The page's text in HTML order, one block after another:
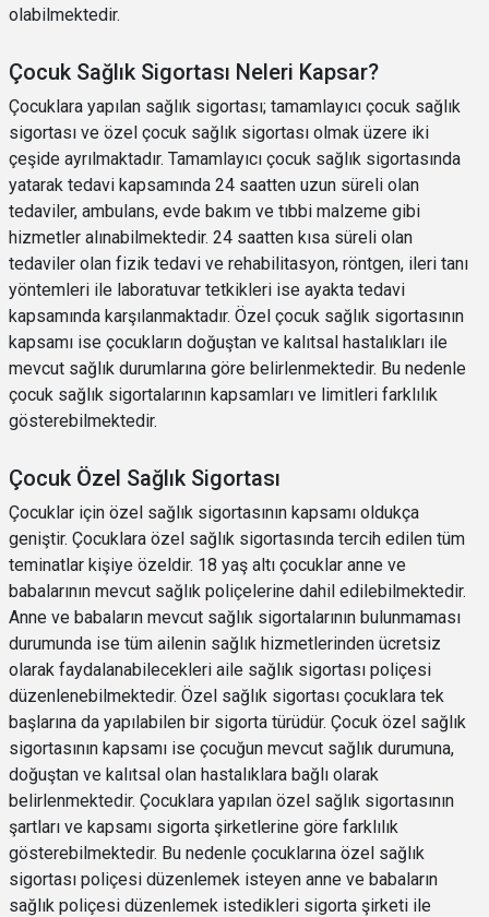
olabilmektedir.
Çocuk Sağlık Sigortası Neleri Kapsar?
Çocuklara yapılan sağlık sigortası; tamamlayıcı çocuk sağlık
sigortası ve özel çocuk sağlık sigortası olmak üzere iki
çeşide ayrılmaktadır. Tamamlayıcı çocuk sağlık sigortasında
yatarak tedavi kapsamında 24 saatten uzun süreli olan
tedaviler, ambulans, evde bakım ve tıbbi malzeme gibi
hizmetler alınabilmektedir. 24 saatten kısa süreli olan
tedaviler olan fizik tedavi ve rehabilitasyon, röntgen, ileri tanı
yöntemleri ile laboratuvar tetkikleri ise ayakta tedavi
kapsamında karşılanmaktadır. Özel çocuk sağlık sigortasının
kapsamı ise çocukların doğuştan ve kalıtsal hastalıkları ile
mevcut sağlık durumlarına göre belirlenmektedir. Bu nedenle
çocuk sağlık sigortalarının kapsamları ve limitleri farklılık
gösterebilmektedir.
Çocuk Özel Sağlık Sigortası
Çocuklar için özel sağlık sigortasının kapsamı oldukça
geniştir. Çocuklara özel sağlık sigortasında tercih edilen tüm
teminatlar kişiye özeldir. 18 yaş altı çocuklar anne ve
babalarının mevcut sağlık poliçelerine dahil edilebilmektedir.
Anne ve babaların mevcut sağlık sigortalarının bulunmaması
durumunda ise tüm ailenin sağlık hizmetlerinden ücretsiz
olarak faydalanabilecekleri aile sağlık sigortası poliçesi
düzenlenebilmektedir. Özel sağlık sigortası çocuklara tek
başlarına da yapılabilen bir sigorta türüdür. Çocuk özel sağlık
sigortasının kapsamı ise çocuğun mevcut sağlık durumuna,
doğuştan ve kalıtsal olan hastalıklara bağlı olarak
belirlenmektedir. Çocuklara yapılan özel sağlık sigortasının
şartları ve kapsamı sigorta şirketlerine göre farklılık
gösterebilmektedir. Bu nedenle çocuklarına özel sağlık
sigortası poliçesi düzenlemek isteyen anne ve babaların
sağlık poliçesi düzenlemek istedikleri sigorta şirketi ile